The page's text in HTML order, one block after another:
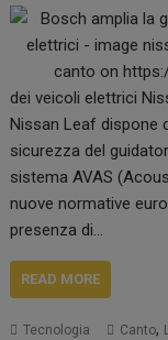
dei veicoli elettrici
Nissan Leaf dispone
sicurezza del
sistema AVAS
nuove normative
presenza di…
READ MORE
Tecnologia Canto,